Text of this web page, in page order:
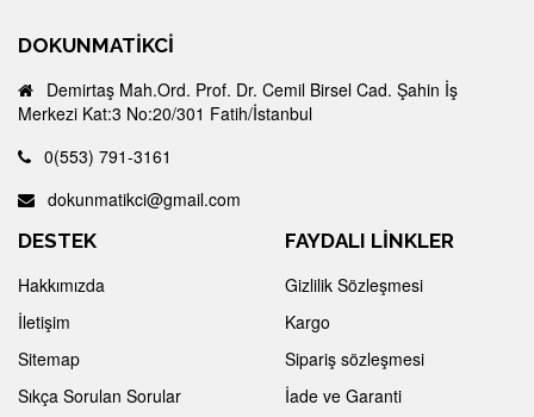
DOKUNMATIKCI
Demirtaş Mah.Ord. Prof. Dr. Cemil Birsel Cad. Şahin İş
Merkezi Kat:3 No:20/301 Fatih/İstanbul
0(553) 791-3161
dokunmatikci@gmail.com
DESTEK
Hakkımızda
İletişim
Sitemap
Sıkça Sorulan Sorular
FAYDALI LİNKLER
Gizlilik Sözleşmesi
Kargo
Sipariş sözleşmesi
İade ve Garanti